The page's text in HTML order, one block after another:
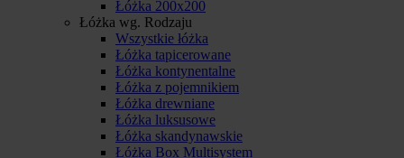
Łóżka 200x200
Łóżka wg. Rodzaju
Wszystkie łóżka
Łóżka tapicerowane
Łóżka kontynentalne
Łóżka z pojemnikiem
Łóżka drewniane
Łóżka luksusowe
Łóżka skandynawskie
Łóżka Box Multisystem